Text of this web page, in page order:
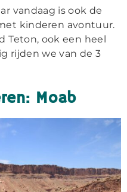
vandaag is ook de
kinderen avontuur.
Teton, ook een heel
rijden we van de 3
Moab